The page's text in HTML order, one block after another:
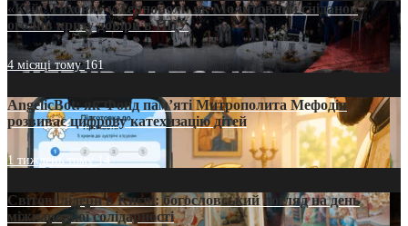
«Кейс Тихона» у Тернополі: як Молитовний сніданок
оголив кризу довіри в ПЦУ
4 місяці тому161
AngelicBot: як Фонд пам’яті Митрополита Мефодія
розвиває цифрову катехизацію дітей
1 тиждень тому14
Світові лідери в Києві: богословський погляд на день
міжнародної солідарності